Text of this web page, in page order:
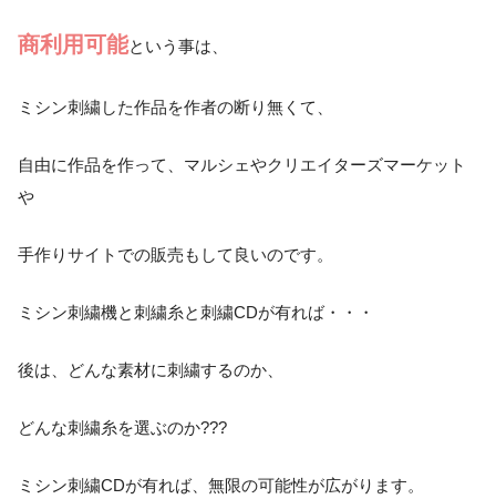
商利用可能という事は、
ミシン刺繍した作品を作者の断り無くて、
自由に作品を作って、マルシェやクリエイターズマーケット
や
手作りサイトでの販売もして良いのです。
ミシン刺繍機と刺繍糸と刺繍CDが有れば・・・
後は、どんな素材に刺繍するのか、
どんな刺繍糸を選ぶのか???
ミシン刺繍CDが有れば、無限の可能性が広がります。